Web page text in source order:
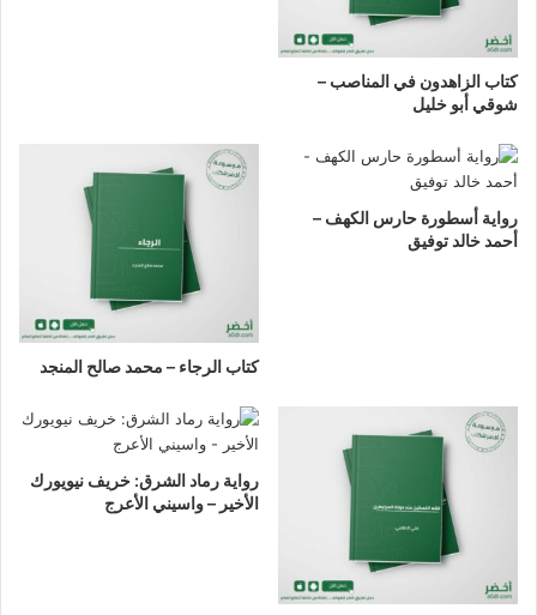
كتاب الزاهدون في المناصب –
شوقي أبو خليل
رواية أسطورة حارس الكهف –
أحمد خالد توفيق
كتاب الرجاء – محمد صالح المنجد
رواية رماد الشرق: خريف نيويورك
الأخير – واسيني الأعرج